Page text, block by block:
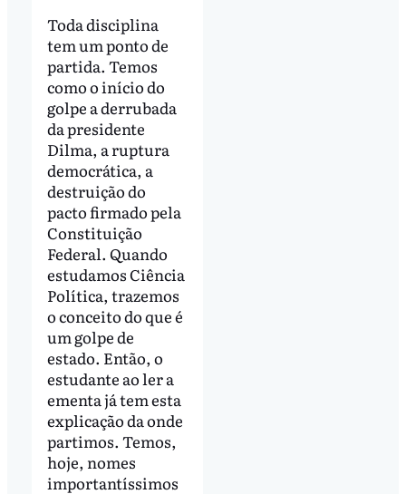
Toda disciplina
tem um ponto de
partida. Temos
como o início do
golpe a derrubada
da presidente
Dilma, a ruptura
democrática, a
destruição do
pacto firmado pela
Constituição
Federal. Quando
estudamos Ciência
Política, trazemos
o conceito do que é
um golpe de
estado. Então, o
estudante ao ler a
ementa já tem esta
explicação da onde
partimos. Temos,
hoje, nomes
importantíssimos